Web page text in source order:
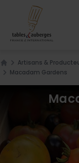
Home
Artisans &
Macadam Gardens